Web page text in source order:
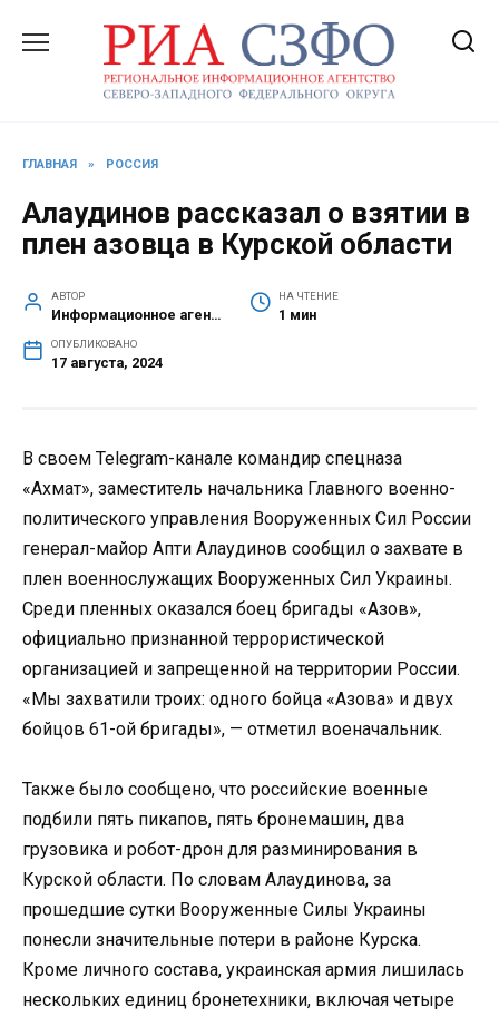
содержанию
ГЛАВНАЯ » РОССИЯ
Алаудинов рассказал о взятии в
плен азовца в Курской области
АВТОР
Информационное агентство СЗФО
НА ЧТЕНИЕ
1 мин
ОПУБЛИКОВАНО
17 августа, 2024
В своем Telegram-канале командир спецназа
«Ахмат», заместитель начальника Главного военно-
политического управления Вооруженных Сил России
генерал-майор Апти Алаудинов сообщил о захвате в
плен военнослужащих Вооруженных Сил Украины.
Среди пленных оказался боец бригады «Азов»,
официально признанной террористической
организацией и запрещенной на территории России.
«Мы захватили троих: одного бойца «Азова» и двух
бойцов 61-ой бригады», — отметил военачальник.
Также было сообщено, что российские военные
подбили пять пикапов, пять бронемашин, два
грузовика и робот-дрон для разминирования в
Курской области. По словам Алаудинова, за
прошедшие сутки Вооруженные Силы Украины
понесли значительные потери в районе Курска.
Кроме личного состава, украинская армия лишилась
нескольких единиц бронетехники, включая четыре